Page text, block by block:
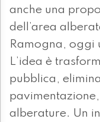
anche una
dell’area
Ramogna, oggi
L’idea è
pubblica,
alberature. Un